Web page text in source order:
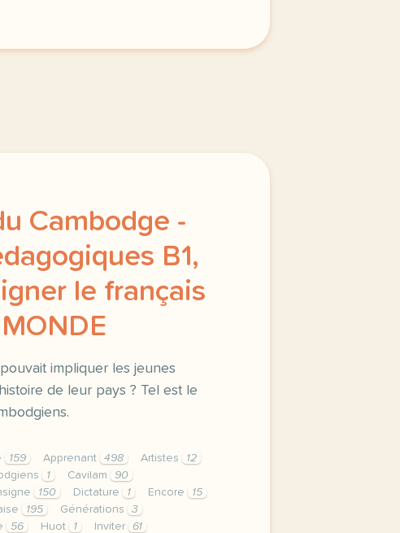
Cambodge -
B1,
le français
impliquer les jeunes
de leur pays ? Tel est le
159 Apprenant 498 Artistes
12
1 Cavilam
90
150 Dictature 1 Encore
15
195 Générations
3
56 Huot 1 Inviter
61